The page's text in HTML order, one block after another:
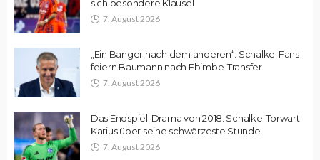
sich besondere Klausel
7. August 2026
„Ein Banger nach dem anderen“: Schalke-Fans
feiern Baumann nach Ebimbe-Transfer
7. August 2026
Das Endspiel-Drama von 2018: Schalke-Torwart
Karius über seine schwärzeste Stunde
7. August 2026